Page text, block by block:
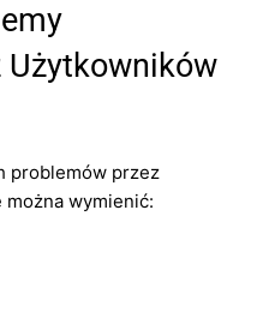
Użytkowników
problemów przez
wymienić: